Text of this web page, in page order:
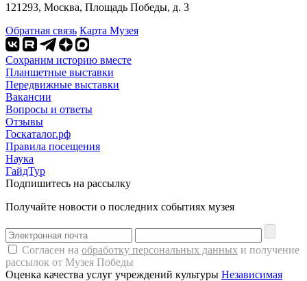
121293, Москва, Площадь Победы, д. 3
Обратная связь Карта Музея
Сохраним историю вместе
Планшетные выставки
Передвижные выставки
Вакансии
Вопросы и ответы
Отзывы
Госкаталог.рф
Правила посещения
Наука
ГайдТур
Подпишитесь на рассылку
Получайте новости о последних событиях музея
Согласен на обработку персональных данных и получение
рассылок от Музея Победы
Оценка качества услуг учреждений культуры Независимая